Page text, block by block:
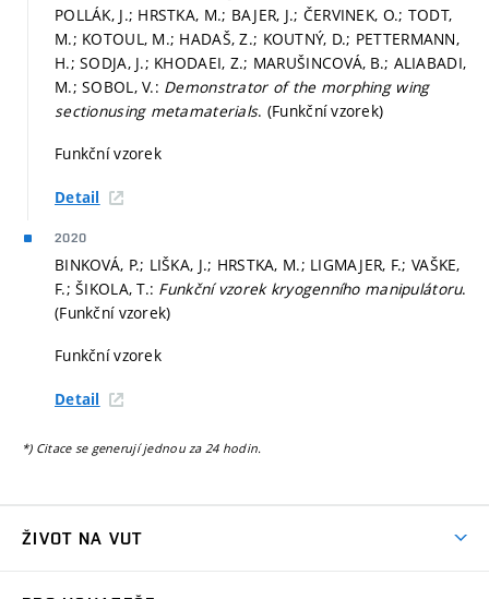
POLLÁK, J.; HRSTKA, M.; BAJER, J.; ČERVINEK, O.; TODT,
M.; KOTOUL, M.; HADAŠ, Z.; KOUTNÝ, D.; PETTERMANN,
H.; SODJA, J.; KHODAEI, Z.; MARUŠINCOVÁ, B.; ALIABADI,
M.; SOBOL, V.: Demonstrator of the morphing wing
section​ using metamaterials​. (Funkční vzorek)
Funkční vzorek
Detail
2020
BINKOVÁ, P.; LIŠKA, J.; HRSTKA, M.; LIGMAJER, F.; VAŠKE,
F.; ŠIKOLA, T.: Funkční vzorek kryogenního manipulátoru.
(Funkční vzorek)
Funkční vzorek
Detail
*) Citace se generují jednou za 24 hodin.
ŽIVOT NA VUT